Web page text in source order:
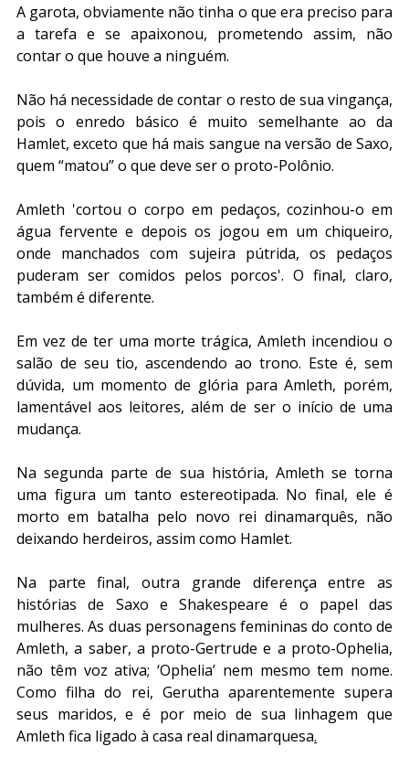
A garota, obviamente não tinha o que era preciso para
a tarefa e se apaixonou, prometendo assim, não
contar o que houve a ninguém.
Não há necessidade de contar o resto de sua vingança,
pois o enredo básico é muito semelhante ao da
Hamlet, exceto que há mais sangue na versão de Saxo,
quem “matou” o que deve ser o proto-Polônio.
Amleth 'cortou o corpo em pedaços, cozinhou-o em
água fervente e depois os jogou em um chiqueiro,
onde manchados com sujeira pútrida, os pedaços
puderam ser comidos pelos porcos'. O final, claro,
também é diferente.
Em vez de ter uma morte trágica, Amleth incendiou o
salão de seu tio, ascendendo ao trono. Este é, sem
dúvida, um momento de glória para Amleth, porém,
lamentável aos leitores, além de ser o início de uma
mudança.
Na segunda parte de sua história, Amleth se torna
uma figura um tanto estereotipada. No final, ele é
morto em batalha pelo novo rei dinamarquês, não
deixando herdeiros, assim como Hamlet.
Na parte final, outra grande diferença entre as
histórias de Saxo e Shakespeare é o papel das
mulheres. As duas personagens femininas do conto de
Amleth, a saber, a proto-Gertrude e a proto-Ophelia,
não têm voz ativa; ‘Ophelia’ nem mesmo tem nome.
Como filha do rei, Gerutha aparentemente supera
seus maridos, e é por meio de sua linhagem que
Amleth fica ligado à casa real dinamarquesa.